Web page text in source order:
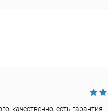
качественно, есть гарантия